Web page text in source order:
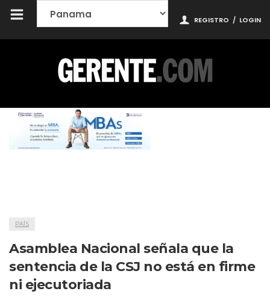
REGISTRO / LOGIN
PAÍS
Asamblea Nacional señala que la
sentencia de la CSJ no está en firme
ni ejecutoriada